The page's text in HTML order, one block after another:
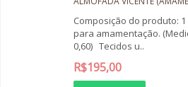
Composição do produto:
para amamentação.
0,60) Tecidos u..
R$195,00